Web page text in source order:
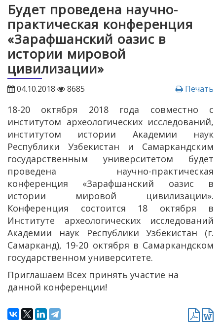
Будет проведена научно-
практическая конференция
«Зарафшанский оазис в
истории мировой
цивилизации»
04.10.2018 8685 Печать
18-20 октября 2018 года совместно с
институтом археологических исследований,
институтом истории Академии наук
Республики Узбекистан и Самаркандским
государственным университетом будет
проведена научно-практическая
конференция «Зарафшанский оазис в
истории мировой цивилизации».
Конференция состоится 18 октября в
Институте археологических исследований
Академии наук Республики Узбекистан (г.
Самарканд), 19-20 октября в Самаркандском
государственном университете.
Приглашаем Всех принять участие на
данной конференции!